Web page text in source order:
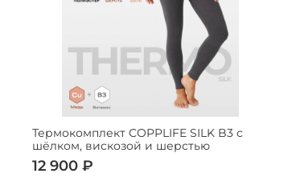
Термокомплект COPPLIFE SILK B3 с
шёлком, вискозой и шерстью
12 900 ₽